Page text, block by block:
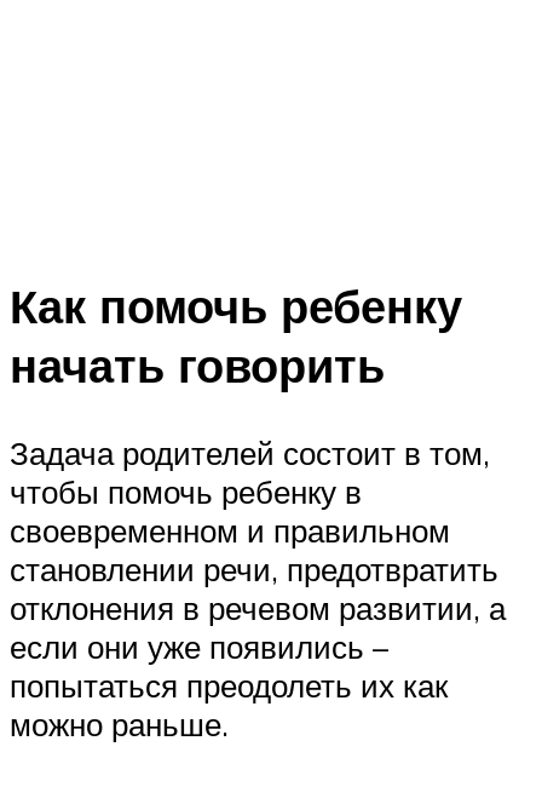
Как помочь ребенку
начать говорить
Задача родителей состоит в том,
чтобы помочь ребенку в
своевременном и правильном
становлении речи, предотвратить
отклонения в речевом развитии, а
если они уже появились –
попытаться преодолеть их как
можно раньше.